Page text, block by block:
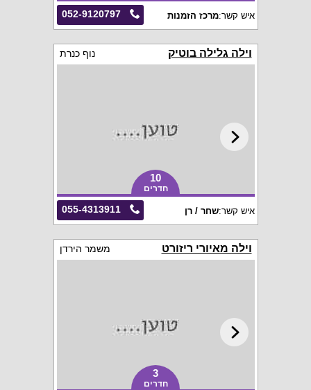
052-9120797 איש קשר:מרכז הזמנות
וילה גלילה בוטיק נוף כנרת
10
חדרים
055-4313911 איש קשר:שחר / רן
וילה מאיורי ריזורט משמר הירדן
3
חדרים